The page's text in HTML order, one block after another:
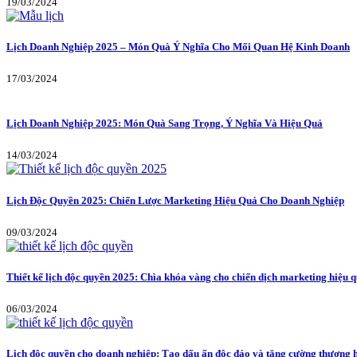
Lịch Doanh Nghiệp 2025 – Món Quà Ý Nghĩa Cho Mối Quan Hệ Kinh Doanh
17/03/2024
Lịch Doanh Nghiệp 2025: Món Quà Sang Trọng, Ý Nghĩa Và Hiệu Quả
14/03/2024
Lịch Độc Quyền 2025: Chiến Lược Marketing Hiệu Quả Cho Doanh Nghiệp
09/03/2024
Thiết kế lịch độc quyền 2025: Chìa khóa vàng cho chiến dịch marketing hiệu
06/03/2024
Lịch độc quyền cho doanh nghiệp: Tạo dấu ấn độc đáo và tăng cường thương